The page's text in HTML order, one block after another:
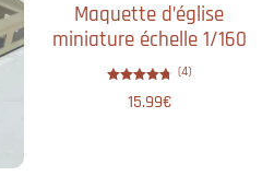
Maquette d’église
miniature échelle 1/160
4.75
(4)
15.99€